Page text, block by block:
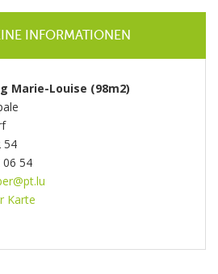
INFORMATIONEN
Marie-Louise (98m2)
54
06 54
Karte